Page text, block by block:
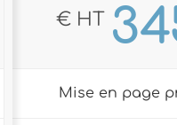
€ HT
Mise en page